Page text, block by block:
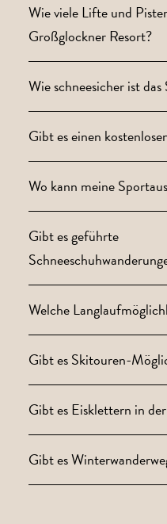
Wie viele Lifte und
Großglockner Resort?
Wie schneesicher ist
Gibt es einen
Wo kann meine
Gibt es geführte
Welche
Gibt es Skitouren-
Gibt es Eisklettern in
Gibt es